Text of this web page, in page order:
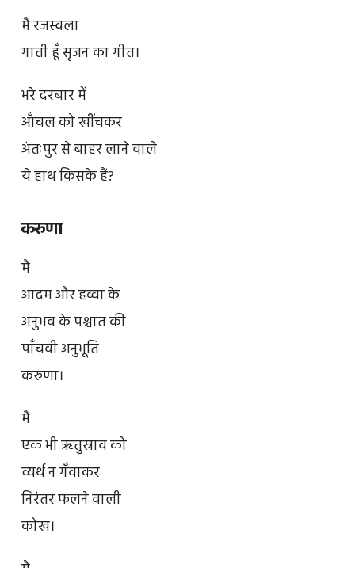
मैं रजस्वला
गाती हूँ सृजन का गीत।
भरे दरबार में
आँचल को खींचकर
अंतःपुर से बाहर लाने वाले
ये हाथ किसके हैं?
करुणा
मैं
आदम और हव्वा के
अनुभव के पश्चात की
पाँचवी अनुभूति
करुणा।
मैं
एक भी ऋतुस्राव को
व्यर्थ न गँवाकर
निरंतर फलने वाली
कोख।